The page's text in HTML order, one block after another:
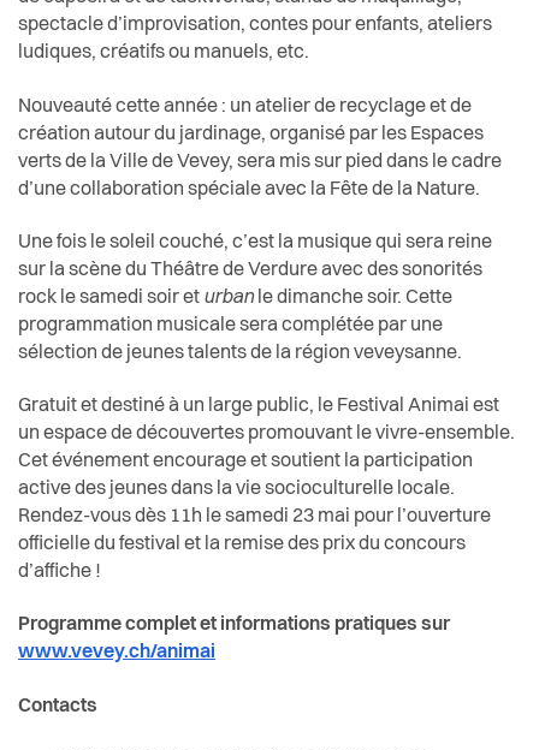
spectacle d’improvisation, contes pour enfants, ateliers
ludiques, créatifs ou manuels, etc.
Nouveauté cette année : un atelier de recyclage et de
création autour du jardinage, organisé par les Espaces
verts de la Ville de Vevey, sera mis sur pied dans le cadre
d’une collaboration spéciale avec la Fête de la Nature.
Une fois le soleil couché, c’est la musique qui sera reine
sur la scène du Théâtre de Verdure avec des sonorités
rock le samedi soir et urbanle dimanche soir. Cette
programmation musicale sera complétée par une
sélection de jeunes talents de la région veveysanne.
Gratuit et destiné à un large public, le Festival Animai est
un espace de découvertes promouvant le vivre-ensemble.
Cet événement encourage et soutient la participation
active des jeunes dans la vie socioculturelle locale.
Rendez-vous dès 11h le samedi 23 mai pour l’ouverture
officielle du festival et la remise des prix du concours
d’affiche !
Programme complet et informations pratiques sur
www.vevey.ch/animai
Contacts